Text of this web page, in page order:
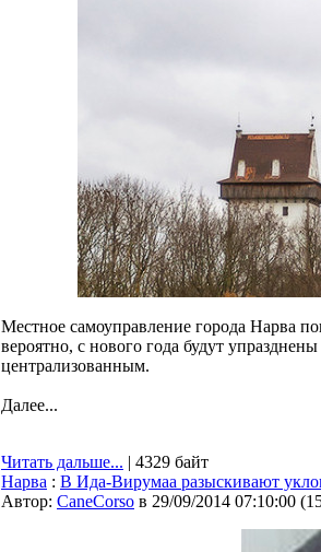
Местное самоуправление города Нарва
вероятно, с нового года будут
централизованным.
Далее...
Читать дальше... | 4329 байт
Нарва : В Ида-Вирумаа разыскивают
Автор: CaneCorso в 29/09/2014 07:10:00 (